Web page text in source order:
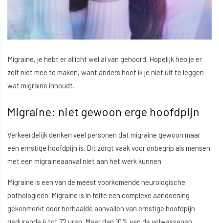
Migraine, je hebt er allicht wel al van gehoord. Hopelijk heb je er
zelf niet mee te maken, want anders hoef ik je niet uit te leggen
wat migraine inhoudt.
Migraine: niet gewoon erge hoofdpijn
Verkeerdelijk denken veel personen dat migraine gewoon maar
een ernstige hoofdpijn is. Dit zorgt vaak voor onbegrip als mensen
met een migraineaanval niet aan het werk kunnen.
Migraine is een van de meest voorkomende neurologische
pathologieën. Migraine is in feite een complexe aandoening
gekenmerkt door herhaalde aanvallen van ernstige hoofdpijn